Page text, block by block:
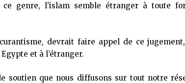
genre, l’islam semble étranger à toute
devrait faire appel de ce
et à l’étranger.
soutien que nous diffusons sur tout notre